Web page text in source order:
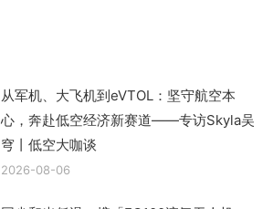
从军机、大飞机到eVTOL：坚守航空本
心，奔赴低空经济新赛道——专访Skyla吴
穹丨低空大咖谈
2026-08-06